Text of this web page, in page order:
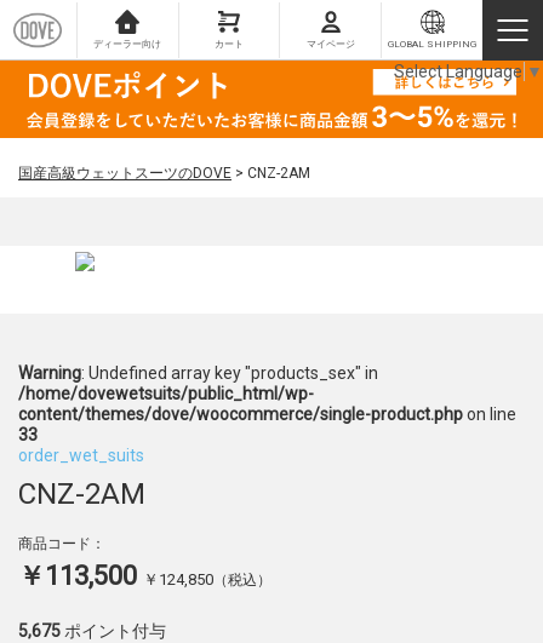
ディーラー向け カート マイページ GLOBAL SHIPPING
国産高級ウェットスーツのDOVE > CNZ-2AM
Warning: Undefined array key "products_sex" in
/home/dovewetsuits/public_html/wp-
content/themes/dove/woocommerce/single-product.phpon line
33
order_wet_suits
CNZ-2AM
商品コード：
￥113,500 ￥124,850 （税込）
5,675 ポイント付与
Select Language ▼